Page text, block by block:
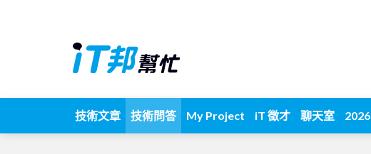
技術文章 技術問答 My Project iT 徵才 聊天室